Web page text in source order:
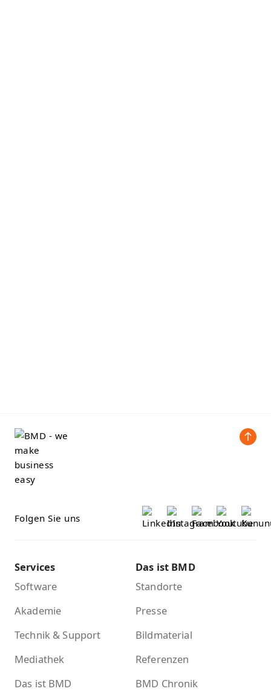
Folgen Sie uns
Services
Software
Akademie
Technik & Support
Mediathek
Das ist BMD
Das ist BMD
Standorte
Presse
Bildmaterial
Referenzen
BMD Chronik